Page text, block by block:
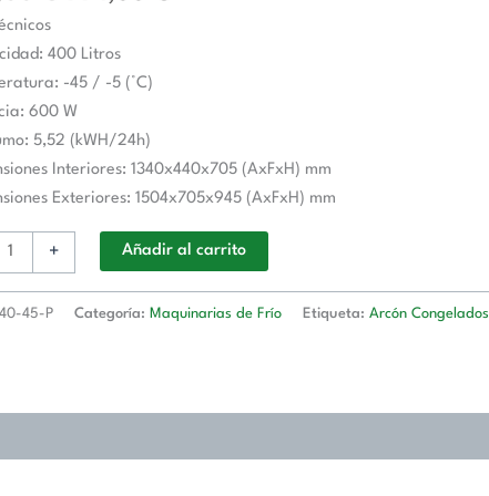
400 Litros
-45 / -5 (°C)
600 W
5,52 (kWH/24h)
Interiores: 1340x440x705 (AxFxH) mm
Exteriores: 1504x705x945 (AxFxH) mm
+ Añadir al carrito
45-P Categoría: Maquinarias de Frío Etiqueta:Arcón Congelados